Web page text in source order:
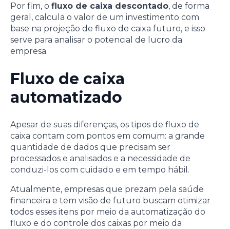
Por fim, o fluxo de caixa descontado, de forma
geral, calcula o valor de um investimento com
base na projeção de fluxo de caixa futuro, e isso
serve para analisar o potencial de lucro da
empresa.
Fluxo de caixa
automatizado
Apesar de suas diferenças, os tipos de fluxo de
caixa contam com pontos em comum: a grande
quantidade de dados que precisam ser
processados e analisados e a necessidade de
conduzi-los com cuidado e em tempo hábil.
Atualmente, empresas que prezam pela saúde
financeira e tem visão de futuro buscam otimizar
todos esses itens por meio da automatização do
fluxo e do controle dos caixas por meio da